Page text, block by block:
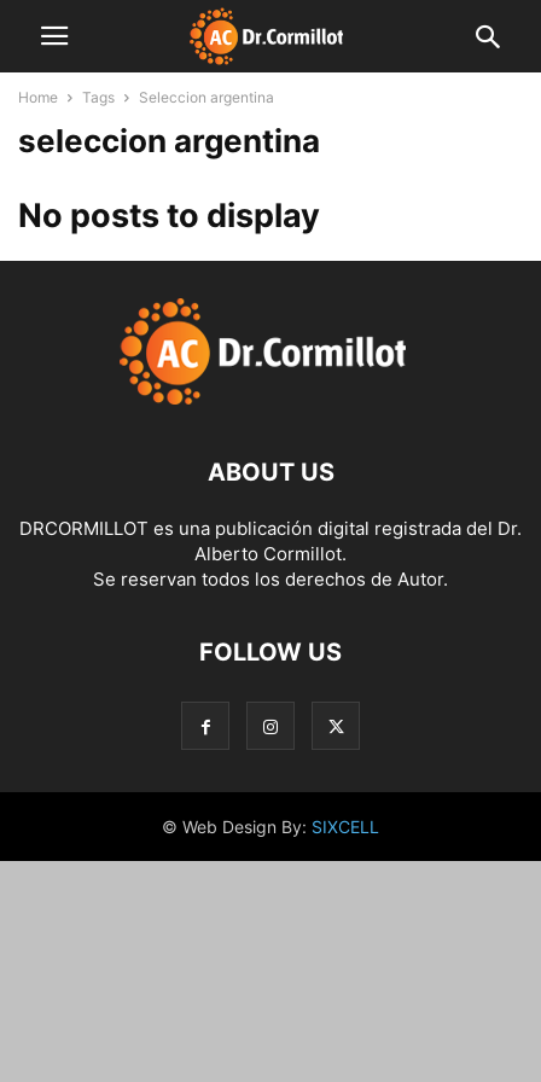
Home Tags Seleccion argentina
seleccion argentina
No posts to display
ABOUT US
DRCORMILLOT es una publicación digital registrada del Dr.
Alberto Cormillot.
Se reservan todos los derechos de Autor.
FOLLOW US
© Web Design By: SIXCELL